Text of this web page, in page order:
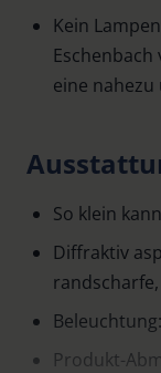
Kein
eine
So klein
Diffraktiv
Produkt-